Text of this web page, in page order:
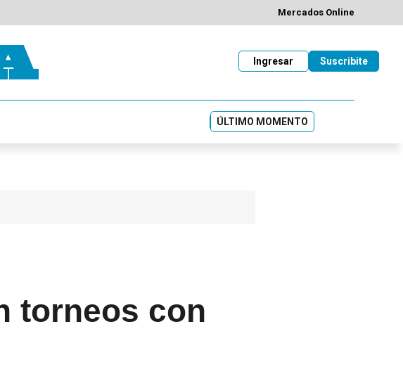
Mercados Online
Suscribite
Ingresar
ÚLTIMO MOMENTO
torneos con